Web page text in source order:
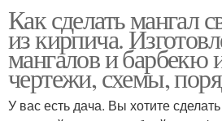
Как сделать мангал
из кирпича.
мангалов и барбекю
чертежи, схемы,
У вас есть дача. Вы хотите